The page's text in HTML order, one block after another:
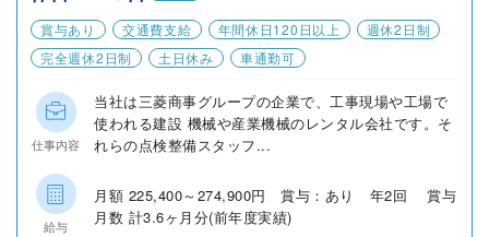
賞与あり
交通費支給 年間休日120日以上
週休2日制
完全週休2日制
土日休み 車通勤可
仕事内容
当社は三菱商事グループの企業で、工事現場や工場で
使われる建設 機械や産業機械のレンタル会社です。そ
れらの点検整備スタッフ...
給与
月額 225,400～274,900円 賞与：あり 年2回 賞与
月数 計3.6ヶ月分(前年度実績)